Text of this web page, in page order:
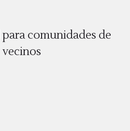
para comunidades de
vecinos